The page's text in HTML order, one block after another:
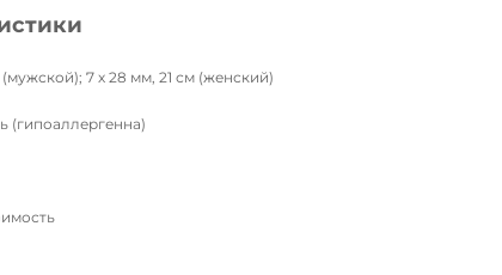
7 х 28 мм, 21 см (женский)
(гипоаллергенна)